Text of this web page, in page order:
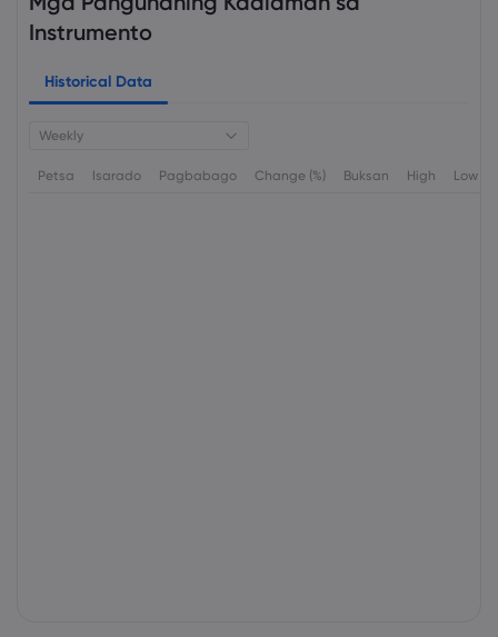
Instrumento
Historical Data
Weekly
Petsa Isarado Pagbabago Change (%) Buksan High Low